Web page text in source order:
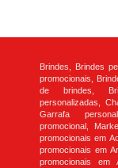
Brindes, Brindes
promocionais,
de brindes,
personalizadas,
Garrafa
promocional,
promocionais em
promocionais em
promocionais em